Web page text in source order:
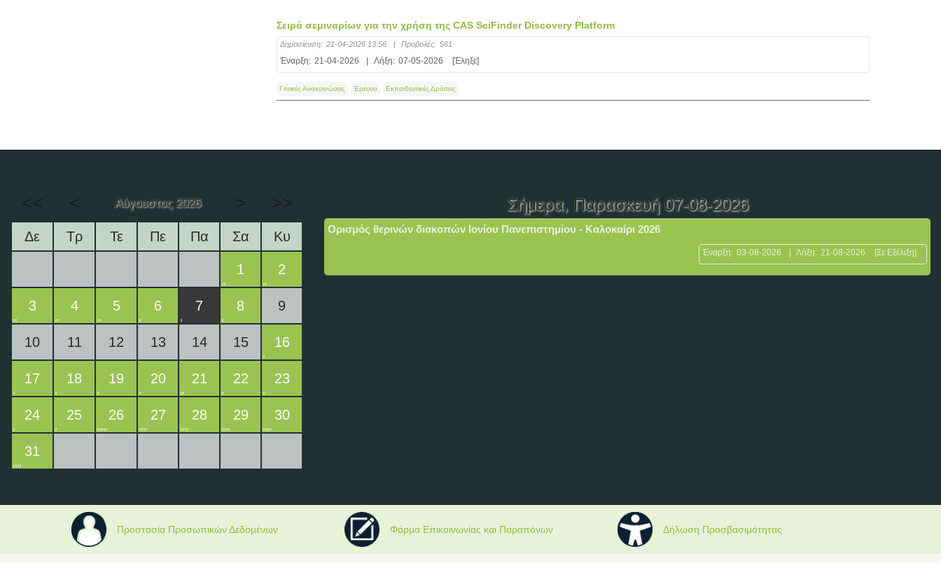
Σειρά σεμιναρίων για την χρήση της CAS SciFinder Discovery Platform
Δημοσίευση: 21-04-2026 13:56 | Προβολές: 561
Έναρξη: 21-04-2026 Λήξη: 07-05-2026 [Έληξε]
Γενικές Ανακοινώσεις Έρευνα Εκπαιδευτικές Δράσεις
<< < Αύγουστος 2026 > >>
Δε Τρ Τε Πε Πα Σα Κυ
1 2
3 4 5 6 7 8 9
10 11 12 13 14 15 16
17 18 19 20 21 22 23
24 25 26 27 28 29 30
31
Σήμερα, Παρασκευή 07-08-2026
Ορισμός θερινών διακοπών Ιονίου Πανεπιστημίου - Καλοκαίρι 2026
Έναρξη: 03-08-2026 Λήξη: 21-08-2026 [Σε Εξέλιξη]
Προστασία Προσωπικών Δεδομένων Φόρμα Επικοινωνίας και Παραπόνων Δήλωση Προσβασιμότητας